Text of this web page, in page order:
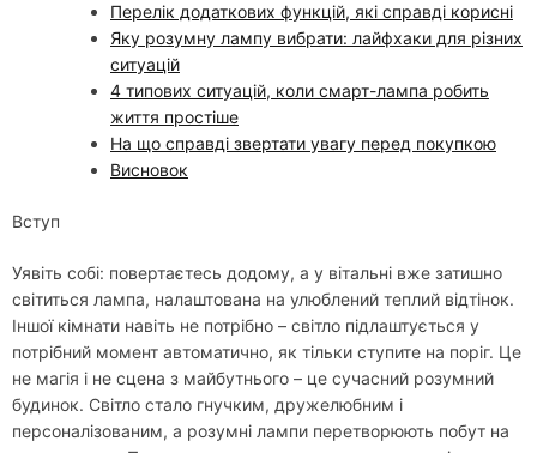
Перелік додаткових функцій, які справді корисні
Яку розумну лампу вибрати: лайфхаки для різних
ситуацій
4 типових ситуацій, коли смарт-лампа робить
життя простіше
На що справді звертати увагу перед покупкою
Висновок
Вступ
Уявіть собі: повертаєтесь додому, а у вітальні вже затишно
світиться лампа, налаштована на улюблений теплий відтінок.
Іншої кімнати навіть не потрібно – світло підлаштується у
потрібний момент автоматично, як тільки ступите на поріг. Це
не магія і не сцена з майбутнього – це сучасний розумний
будинок. Світло стало гнучким, дружелюбним і
персоналізованим, а розумні лампи перетворюють побут на